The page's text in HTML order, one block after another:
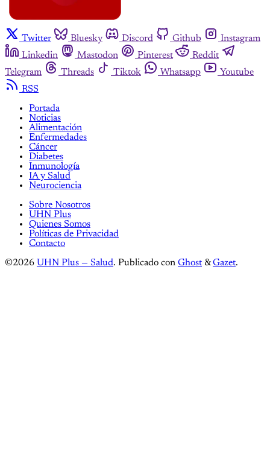
Twitter Bluesky Discord Github
Instagram
Linkedin
Mastodon Pinterest
Reddit
Telegram
Threads Tiktok Whatsapp
Youtube
RSS
Portada
Noticias
Alimentación
Enfermedades
Cáncer
Diabetes
Inmunología
IA y Salud
Neurociencia
Sobre Nosotros
UHN Plus
Quienes Somos
Políticas de Privacidad
Contacto
©2026 UHN Plus — Salud. Publicado con Ghost &Gazet.